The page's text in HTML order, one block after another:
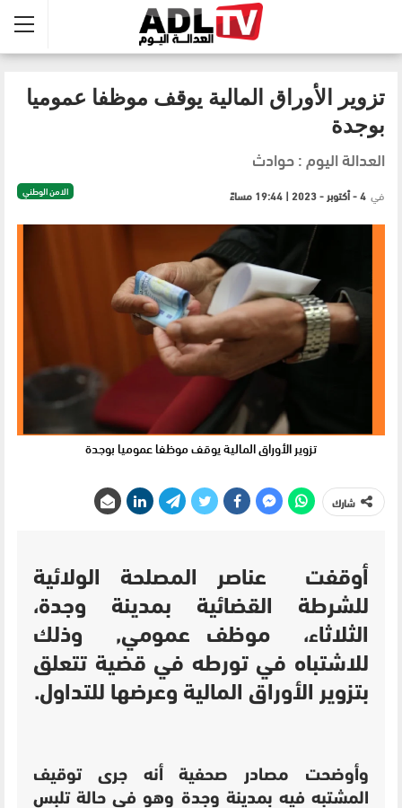
تزوير الأوراق المالية يوقف موظفا عموميا
بوجدة
العدالة اليوم : حوادث
الامن الوطني في 4 - أكتوبر - 2023 | 19:44 مساءً
تزوير الأوراق المالية يوقف موظفا عموميا بوجدة
شارك
أوقفت عناصر المصلحة الولائية
للشرطة القضائية بمدينة وجدة،
الثلاثاء، موظف عمومي, وذلك
للاشتباه في تورطه في قضية تتعلق
بتزوير الأوراق المالية وعرضها للتداول.
وأوضحت مصادر صحفية أنه جرى توقيف
المشتبه فيه بمدينة وجدة وهو في حالة تلبس